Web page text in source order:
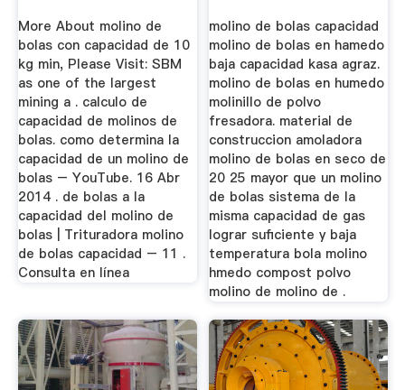
More About molino de
bolas con capacidad de 10
kg min, Please Visit: SBM
as one of the largest
mining a . calculo de
capacidad de molinos de
bolas. como determina la
capacidad de un molino de
bolas – YouTube. 16 Abr
2014 . de bolas a la
capacidad del molino de
bolas | Trituradora molino
de bolas capacidad – 11 .
Consulta en línea
molino de bolas capacidad
molino de bolas en hamedo
baja capacidad kasa agraz.
molino de bolas en humedo
molinillo de polvo
fresadora. material de
construccion amoladora
molino de bolas en seco de
20 25 mayor que un molino
de bolas sistema de la
misma capacidad de gas
lograr suficiente y baja
temperatura bola molino
hmedo compost polvo
molino de molino de .